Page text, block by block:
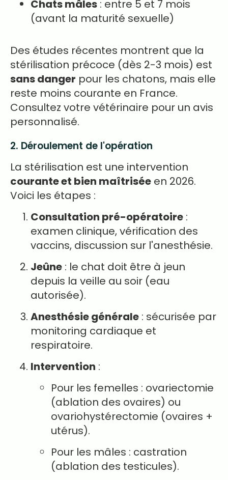
Chats mâles : entre 5 et 7 mois
(avant la maturité sexuelle)
Des études récentes montrent que la
stérilisation précoce (dès 2-3 mois) est
sans danger pour les chatons, mais elle
reste moins courante en France.
Consultez votre vétérinaire pour un avis
personnalisé.
2. Déroulement de l'opération
La stérilisation est une intervention
courante et bien maîtrisée en 2026.
Voici les étapes :
Consultation pré-opératoire :
examen clinique, vérification des
vaccins, discussion sur l'anesthésie.
Jeûne : le chat doit être à jeun
depuis la veille au soir (eau
autorisée).
Anesthésie générale : sécurisée par
monitoring cardiaque et
respiratoire.
Intervention :
Pour les femelles : ovariectomie
(ablation des ovaires) ou
ovariohystérectomie (ovaires +
utérus).
Pour les mâles : castration
(ablation des testicules).